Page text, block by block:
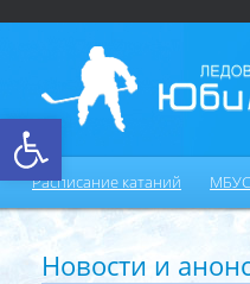
Открыть панель инструментов
Расписание катаний
Новости и